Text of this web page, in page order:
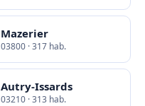
Mazerier
03800 · 317 hab.
Autry-Issards
03210 · 313 hab.